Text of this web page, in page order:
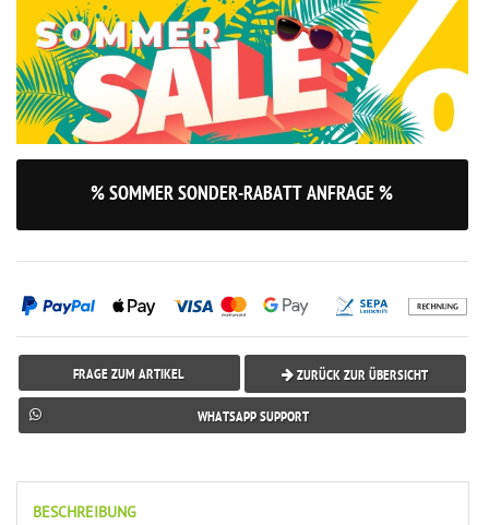
% SOMMER SONDER-RABATT ANFRAGE %
FRAGE ZUM ARTIKEL ZURÜCK ZUR ÜBERSICHT
WHATSAPP SUPPORT
BESCHREIBUNG